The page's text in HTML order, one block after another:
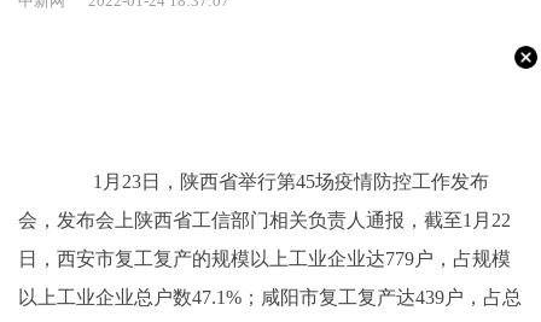
1月23日，陕西省举行第45场疫情防控工作发布
会，发布会上陕西省工信部门相关负责人通报，截至1月22
日，西安市复工复产的规模以上工业企业达779户，占规模
以上工业企业总户数47.1%；咸阳市复工复产达439户，占总